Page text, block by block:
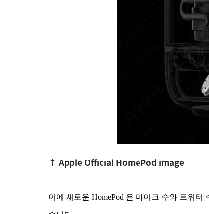
↑ Apple Official HomePod image
이에 새로운 HomePod 은 마이크 수와 트위